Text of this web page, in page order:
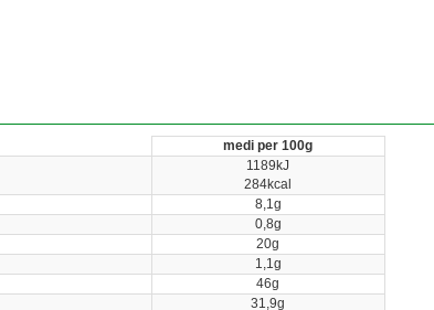
medi per 100g
1189kJ
284kcal
8,1g
0,8g
20g
1,1g
46g
31,9g